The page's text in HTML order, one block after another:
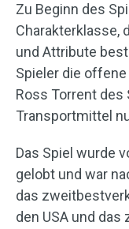
Zu Beginn des
Charakterklasse,
und Attribute
Spieler die
Ross Torrent des
Transportmittel
Das Spiel wurde
gelobt und war
das
den USA und